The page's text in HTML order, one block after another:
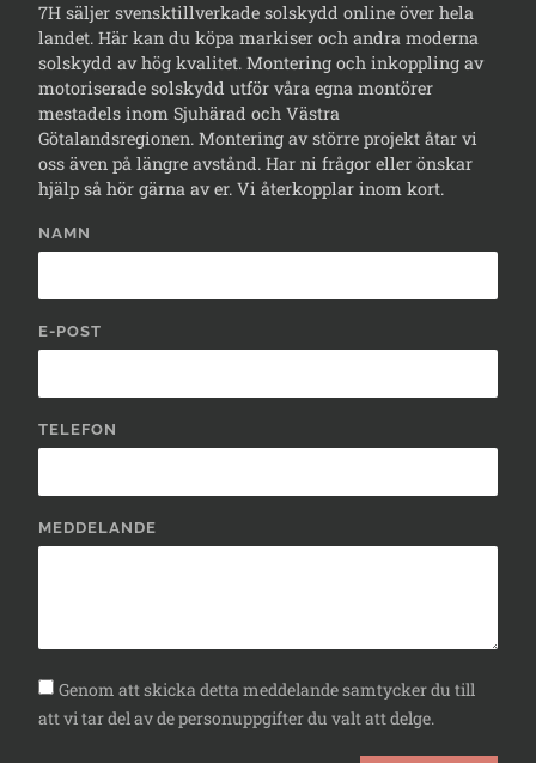
7H säljer svensktillverkade solskydd online över hela
landet. Här kan du köpa markiser och andra moderna
solskydd av hög kvalitet. Montering och inkoppling av
motoriserade solskydd utför våra egna montörer
mestadels inom Sjuhärad och Västra
Götalandsregionen. Montering av större projekt åtar vi
oss även på längre avstånd. Har ni frågor eller önskar
hjälp så hör gärna av er. Vi återkopplar inom kort.
NAMN
E-POST
TELEFON
MEDDELANDE
Genom att skicka detta meddelande samtycker du till
att vi tar del av de personuppgifter du valt att delge.